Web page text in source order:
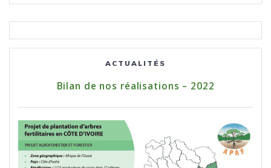
sein
des
ACTUALITÉS
Bilan de nos réalisations – 2022